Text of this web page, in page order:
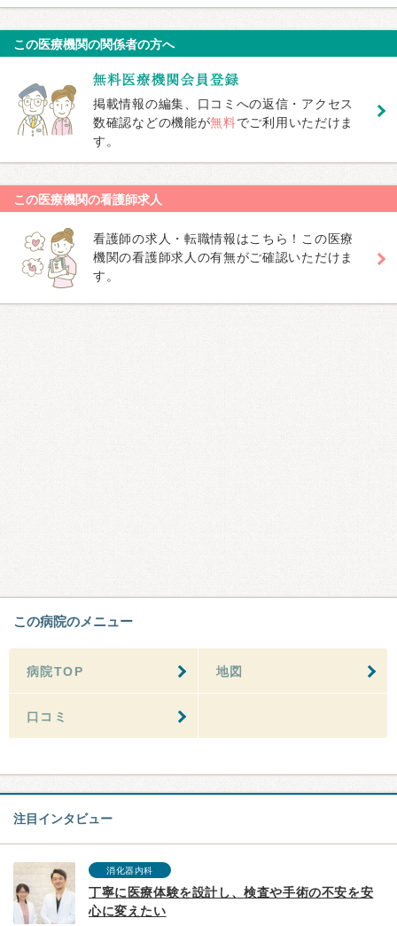
この医療機関の関係者の方へ
掲載情報の編集、口コミへの返信・アクセス
数確認などの機能が無料でご利用いただけま
す。
この医療機関の看護師求人
看護師の求人・転職情報はこちら！この医療
機関の看護師求人の有無がご確認いただけま
す。
この病院のメニュー
病院TOP 地図
口コミ
注目インタビュー
消化器内科
丁寧に医療体験を設計し、検査や手術の不安を安
心に変えたい